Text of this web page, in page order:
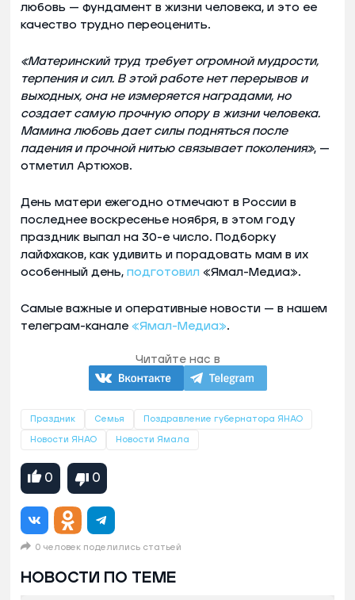
любовь — фундамент в жизни человека, и это ее
качество трудно переоценить.
«Материнский труд требует огромной мудрости,
терпения и сил. В этой работе нет перерывов и
выходных, она не измеряется наградами, но
создает самую прочную опору в жизни человека.
Мамина любовь дает силы подняться после
падения и прочной нитью связывает поколения», —
отметил Артюхов.
День матери ежегодно отмечают в России в
последнее воскресенье ноября, в этом году
праздник выпал на 30-е число. Подборку
лайфхаков, как удивить и порадовать мам в их
особенный день, подготовил «Ямал-Медиа».
Самые важные и оперативные новости — в нашем
телеграм-канале «Ямал-Медиа».
Читайте нас в
Праздник Семья Поздравление губернатора ЯНАО
Новости ЯНАО Новости Ямала
0 0
0 человек поделились статьей
НОВОСТИ ПО ТЕМЕ